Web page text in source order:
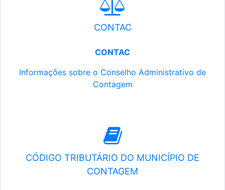
CONTAC
CONTAC
Informações sobre o Conselho Administrativo de
Contagem
CÓDIGO TRIBUTÁRIO DO MUNICÍPIO DE
CONTAGEM